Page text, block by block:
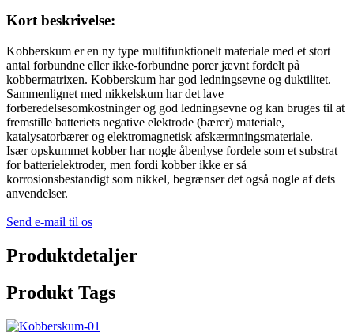
Kort beskrivelse:
Kobberskum er en ny type multifunktionelt materiale med et stort
antal forbundne eller ikke-forbundne porer jævnt fordelt på
kobbermatrixen. Kobberskum har god ledningsevne og duktilitet.
Sammenlignet med nikkelskum har det lave
forberedelsesomkostninger og god ledningsevne og kan bruges til at
fremstille batteriets negative elektrode (bærer) materiale,
katalysatorbærer og elektromagnetisk afskærmningsmateriale.
Især opskummet kobber har nogle åbenlyse fordele som et substrat
for batterielektroder, men fordi kobber ikke er så
korrosionsbestandigt som nikkel, begrænser det også nogle af dets
anvendelser.
Send e-mail til os
Produktdetaljer
Produkt Tags